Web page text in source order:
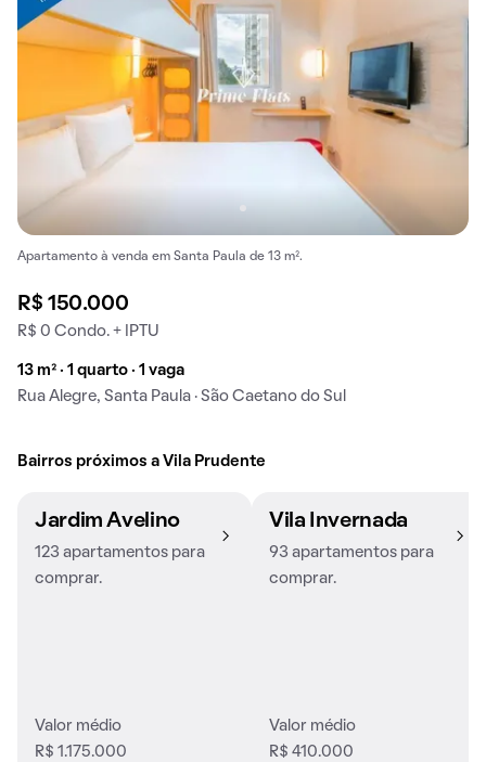
Apartamento à venda em Santa Paula de 13 m².
R$ 150.000
R$ 0 Condo. + IPTU
13 m² · 1 quarto · 1 vaga
Rua Alegre, Santa Paula · São Caetano do Sul
Bairros próximos a Vila Prudente
Jardim Avelino
123 apartamentos para
comprar.
Valor médio
R$ 1.175.000
Vila Invernada
93 apartamentos para
comprar.
Valor médio
R$ 410.000